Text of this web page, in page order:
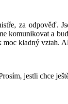
za odpověď.
komunikovat a
moc kladný vztah.
jestli chce